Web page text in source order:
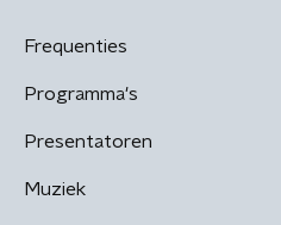
Frequenties
Programma's
Presentatoren
Muziek